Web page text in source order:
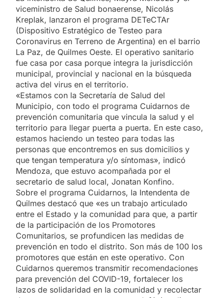
viceministro de Salud bonaerense, Nicolás
Kreplak, lanzaron el programa DETeCTAr
(Dispositivo Estratégico de Testeo para
Coronavirus en Terreno de Argentina) en el barrio
La Paz, de Quilmes Oeste. El operativo sanitario
fue casa por casa porque integra la jurisdicción
municipal, provincial y nacional en la búsqueda
activa del virus en el territorio.
«Estamos con la Secretaría de Salud del
Municipio, con todo el programa Cuidarnos de
prevención comunitaria que vincula la salud y el
territorio para llegar puerta a puerta. En este caso,
estamos haciendo un testeo para todas las
personas que encontremos en sus domicilios y
que tengan temperatura y/o síntomas», indicó
Mendoza, que estuvo acompañada por el
secretario de salud local, Jonatan Konfino.
Sobre el programa Cuidarnos, la Intendenta de
Quilmes destacó que «es un trabajo articulado
entre el Estado y la comunidad para que, a partir
de la participación de los Promotores
Comunitarios, se profundicen las medidas de
prevención en todo el distrito. Son más de 100 los
promotores que están en este operativo. Con
Cuidarnos queremos transmitir recomendaciones
para prevención del COVID-19, fortalecer los
lazos de solidaridad en la comunidad y recolectar